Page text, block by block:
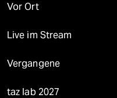
Vor Ort
Live im Stream
Vergangene
taz lab 2027